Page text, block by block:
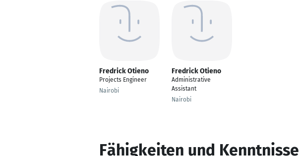
Fredrick Otieno
Projects Engineer
Nairobi
Fredrick Otieno
Administrative
Assistant
Nairobi
Fähigkeiten und Kenntnisse